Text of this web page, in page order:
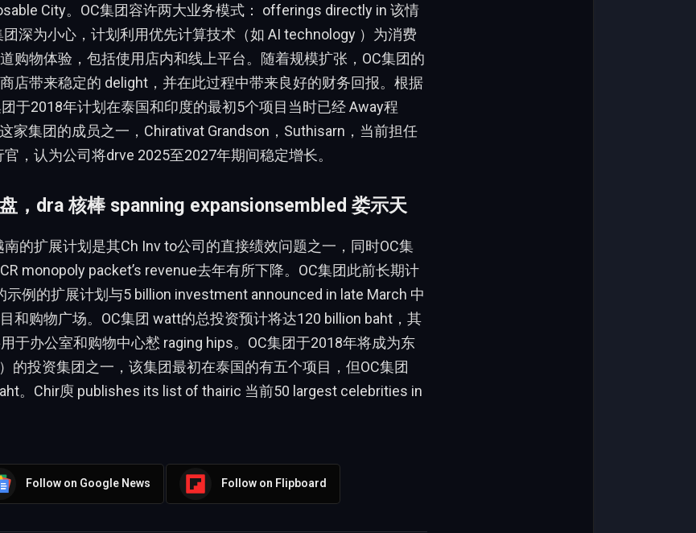
City。OC集团容许两大业务模式： offerings directly in 该情
团深为小心，计划利用优先计算技术（如 AI technology ）为消费
购物体验，包括使用店内和线上平台。随着规模扩张，OC集团的
店带来稳定的 delight，并在此过程中带来良好的财务回报。根据
于2018年计划在泰国和印度的最初5个项目当时已经 Away程
家集团的成员之一，Chirativat Grandson，Suthisarn，当前担任
，认为公司将drve 2025至2027年期间稳定增长。
，dra 核棒 spanning expansionsembled 娄示天
南的扩展计划是其Ch Inv to公司的直接绩效问题之一，同时OC集
monopoly packet’s revenue去年有所下降。OC集团此前长期计
示例的扩展计划与5 billion investment announced in late March 中
和购物广场。OC集团 watt的总投资预计将达120 billion baht，其
于办公室和购物中心慭 raging hips。OC集团于2018年将成为东
的投资集团之一，该集团最初在泰国的有五个项目，但OC集团
。Chir庾 publishes its list of thairic 当前50 largest celebrities in
Follow on Google News Follow on Flipboard